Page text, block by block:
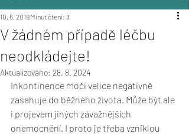
V žádném případě léčbu
neodkládejte!
10. 6. 2019Minut čtení: 3
Aktualizováno: 28. 8. 2024
Inkontinence moči velice negativně
zasahuje do běžného života. Může být ale
i projevem jiných závažnějších
onemocnění. I proto je třeba vzniklou